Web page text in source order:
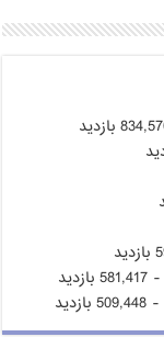
- 581,417 بازدید
- 509,448 بازدید